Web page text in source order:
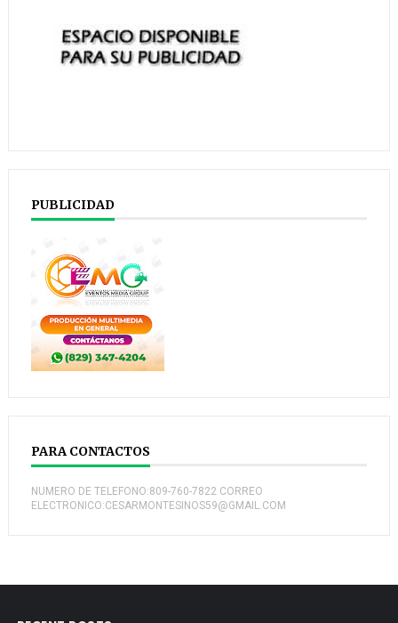
PUBLICIDAD
PARA CONTACTOS
NUMERO DE TELEFONO:809-760-7822 CORREO
ELECTRONICO:CESARMONTESINOS59@GMAIL.COM